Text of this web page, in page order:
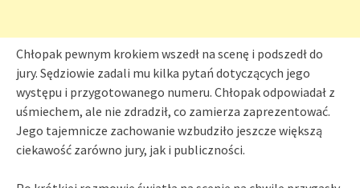
Chłopak pewnym krokiem wszedł na scenę i podszedł do
jury. Sędziowie zadali mu kilka pytań dotyczących jego
występu i przygotowanego numeru. Chłopak odpowiadał z
uśmiechem, ale nie zdradził, co zamierza zaprezentować.
Jego tajemnicze zachowanie wzbudziło jeszcze większą
ciekawość zarówno jury, jak i publiczności.